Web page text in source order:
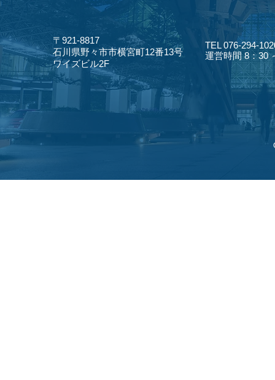
〒921-8817
​石川県野々市市横宮町12番13号
​ワイズビル2F
TEL 076-294-
運営時間 8：30